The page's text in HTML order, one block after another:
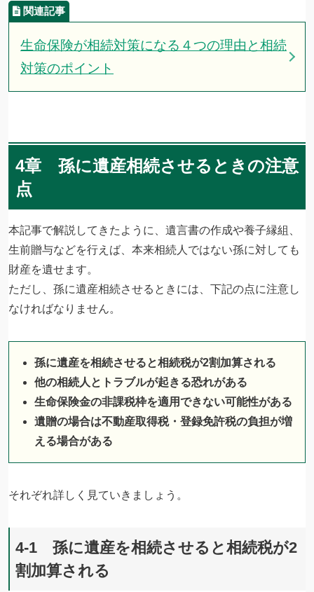
生命保険が相続対策になる４つの理由と相続
対策のポイント
4章 孫に遺産相続させるときの注意
点
本記事で解説してきたように、遺言書の作成や養子縁組、
生前贈与などを行えば、本来相続人ではない孫に対しても
財産を遺せます。
ただし、孫に遺産相続させるときには、下記の点に注意し
なければなりません。
孫に遺産を相続させると相続税が2割加算される
他の相続人とトラブルが起きる恐れがある
生命保険金の非課税枠を適用できない可能性がある
遺贈の場合は不動産取得税・登録免許税の負担が増
える場合がある
それぞれ詳しく見ていきましょう。
4-1 孫に遺産を相続させると相続税が2
割加算される